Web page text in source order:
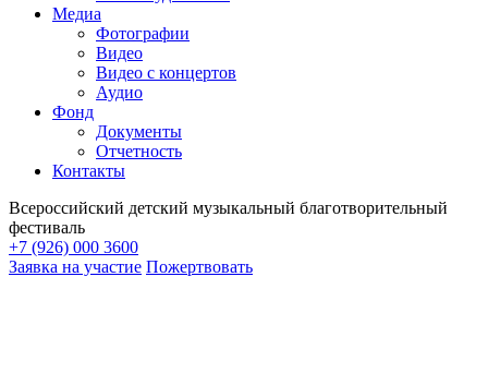
Медиа
Фотографии
Видео
Видео с концертов
Аудио
Фонд
Документы
Отчетность
Контакты
Всероссийский детский музыкальный благотворительный
фестиваль
+7 (926) 000 3600
Заявка на участие Пожертвовать